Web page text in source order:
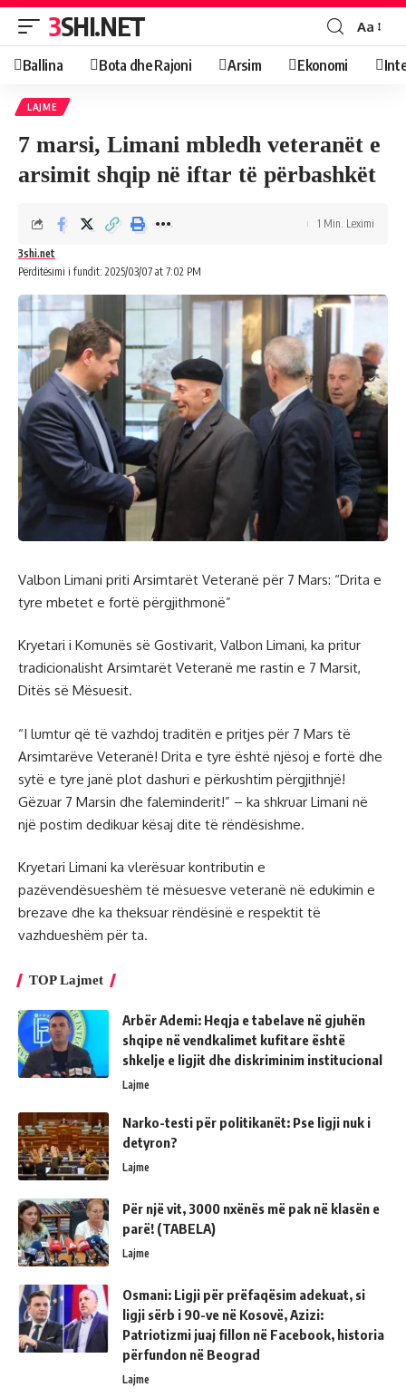
3SHI.NET Aa
Ballina Bota dhe Rajoni Arsim Ekonomi
LAJME
7 marsi, Limani mbledh veteranët e
arsimit shqip në iftar të përbashkët
Përditësimi i fundit: 2025/03/07 at 7:02 PM
3shi.net
1 Min. Leximi
Valbon Limani priti Arsimtarët Veteranë për 7 Mars: “Drita e
tyre mbetet e fortë përgjithmonë”
Kryetari i Komunës së Gostivarit, Valbon Limani, ka pritur
tradicionalisht Arsimtarët Veteranë me rastin e 7 Marsit,
Ditës së Mësuesit.
“I lumtur që të vazhdoj traditën e pritjes për 7 Mars të
Arsimtarëve Veteranë! Drita e tyre është njësoj e fortë dhe
sytë e tyre janë plot dashuri e përkushtim përgjithnjë!
Gëzuar 7 Marsin dhe faleminderit!” – ka shkruar Limani në
një postim dedikuar kësaj dite të rëndësishme.
Kryetari Limani ka vlerësuar kontributin e
pazëvendësueshëm të mësuesve veteranë në edukimin e
brezave dhe ka theksuar rëndësinë e respektit të
vazhdueshëm për ta.
TOP Lajmet
Arbër Ademi: Heqja e tabelave në gjuhën
shqipe në vendkalimet kufitare është
shkelje e ligjit dhe diskriminim institucional
Lajme
Narko-testi për politikanët: Pse ligji nuk i
detyron?
Lajme
Për një vit, 3000 nxënës më pak në klasën e
parë! (TABELA)
Lajme
Osmani: Ligji për prëfaqësim adekuat, si
ligji sërb i 90-ve në Kosovë, Azizi:
Patriotizmi juaj fillon në Facebook, historia
përfundon në Beograd
Lajme